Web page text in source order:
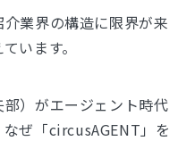
業界の構造に限界が来
います。
）がエージェント時代
ぜ「circusAGENT」を